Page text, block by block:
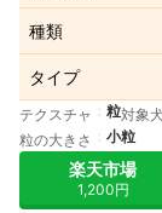
種類
タイプ
テクスチャ 粒対象
粒の大きさ
小粒
楽天市場
1,200円